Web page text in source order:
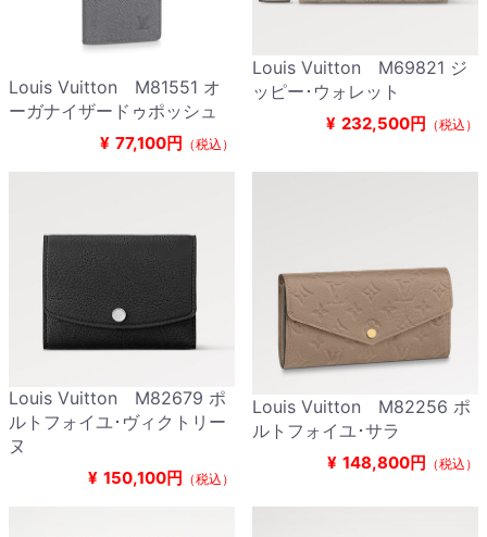
Louis Vuitton M81551 オ
ーガナイザードゥポッシュ
¥ 77,100円 （税込）
Louis Vuitton M69821 ジ
ッピー･ウォレット
¥ 232,500円 （税込）
Louis Vuitton M82679 ポ
ルトフォイユ･ヴィクトリー
ヌ
¥ 150,100円 （税込）
Louis Vuitton M82256 ポ
ルトフォイユ･サラ
¥ 148,800円 （税込）